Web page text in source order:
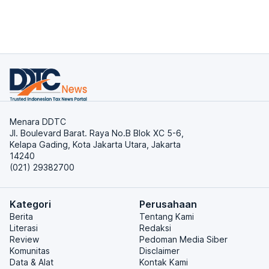
Menara DDTC
Jl. Boulevard Barat. Raya No.B Blok XC 5-6,
Kelapa Gading, Kota Jakarta Utara, Jakarta
14240
(021) 29382700
Kategori
Berita
Literasi
Review
Komunitas
Data & Alat
Perusahaan
Tentang Kami
Redaksi
Pedoman Media Siber
Disclaimer
Kontak Kami